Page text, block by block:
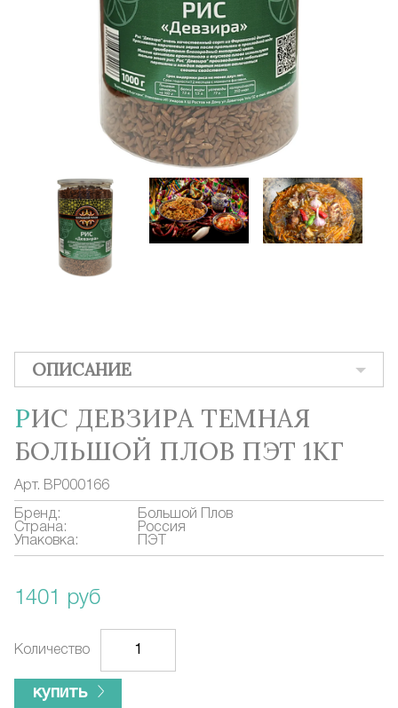
ОПИСАНИЕ
РИС ДЕВЗИРА ТЕМНАЯ
БОЛЬШОЙ ПЛОВ ПЭТ 1КГ
Арт. BP000166
Бренд:
Большой Плов
Страна:
Россия
Упаковка:
ПЭТ
1401 руб
Количество
купить